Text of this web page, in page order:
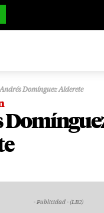
Andrés Domínguez Alderete
- Publicidad - (LB2)